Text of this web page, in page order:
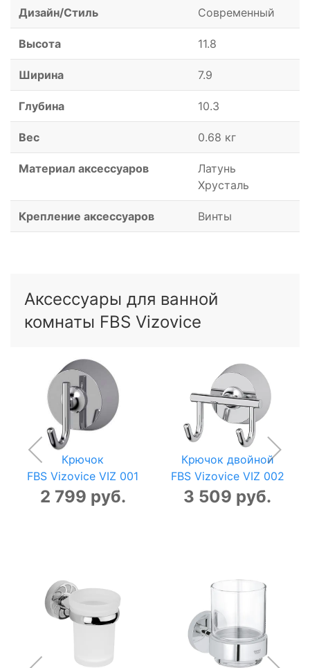
Дизайн/Стиль Современный
Высота 11.8
Ширина 7.9
Глубина 10.3
Вес 0.68 кг
Материал аксессуаров
Латунь
Хрусталь
Крепление аксессуаров Винты
Аксессуары для ванной
комнаты FBS Vizovice
Крючок
FBS Vizovice VIZ 001
2 799 руб.
Крючок двойной
FBS Vizovice VIZ 002
3 509 руб.